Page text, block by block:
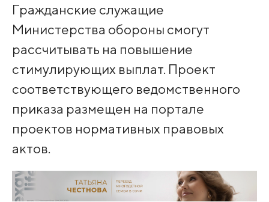
Гражданские служащие
Министерства обороны смогут
рассчитывать на повышение
стимулирующих выплат. Проект
соответствующего ведомственного
приказа размещен на портале
проектов нормативных правовых
актов.